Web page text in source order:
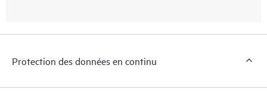
Protection des données en continu